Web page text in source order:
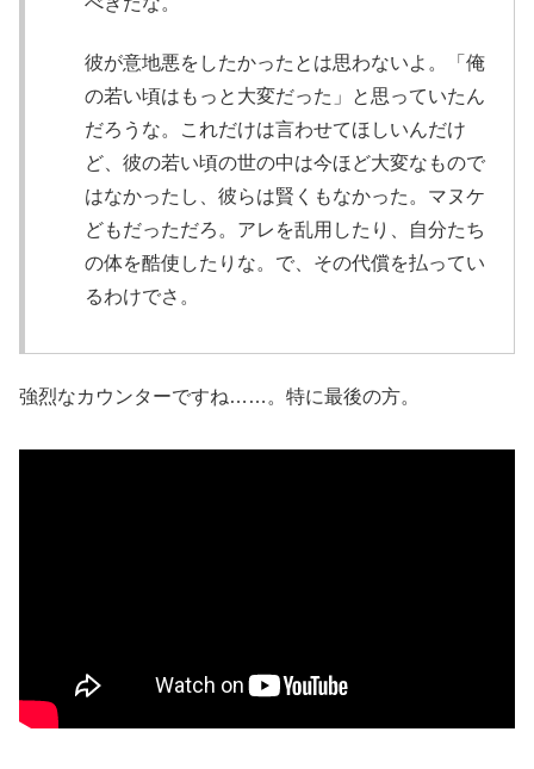
彼が意地悪をしたかったとは思わないよ。「俺
の若い頃はもっと大変だった」と思っていたん
だろうな。これだけは言わせてほしいんだけ
ど、彼の若い頃の世の中は今ほど大変なもので
はなかったし、彼らは賢くもなかった。マヌケ
どもだっただろ。アレを乱用したり、自分たち
の体を酷使したりな。で、その代償を払ってい
るわけでさ。
強烈なカウンターですね……。特に最後の方。